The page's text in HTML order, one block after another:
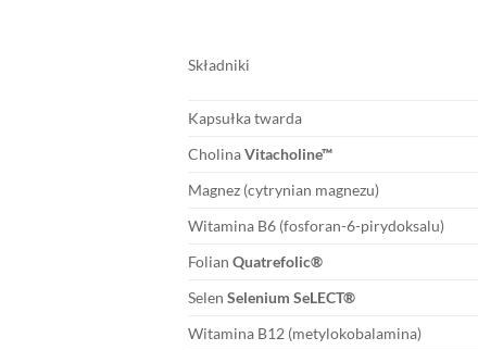
Składniki
Kapsułka twarda
CholinaVitacholine™
Magnez (cytrynian magnezu)
Witamina B6 (fosforan-6-pirydoksalu)
FolianQuatrefolic®
SelenSelenium SeLECT®
Witamina B12 (metylokobalamina)